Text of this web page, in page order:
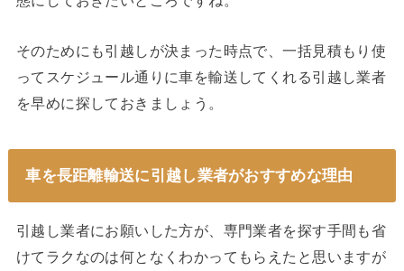
そのためにも引越しが決まった時点で、一括見積もり使
ってスケジュール通りに車を輸送してくれる引越し業者
を早めに探しておきましょう。
車を長距離輸送に引越し業者がおすすめな理由
引越し業者にお願いした方が、専門業者を探す手間も省
けてラクなのは何となくわかってもらえたと思いますが